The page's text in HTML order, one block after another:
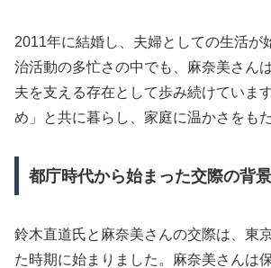
2011年に結婚し、夫婦としての生活が
治活動の多忙さの中でも、麻奈美さん
夫を支える存在として歩み続けていま
め」と共に暮らし、家庭に温かさをも
都庁時代から始まった交際の背景
鈴木直道氏と麻奈美さんの交際は、東
た時期に始まりました。麻奈美さんは